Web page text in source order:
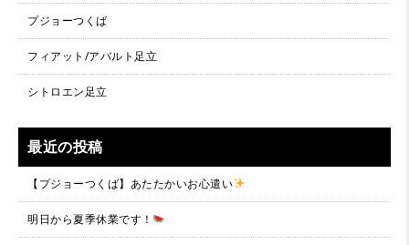
プジョーつくば
フィアット/アバルト足立
シトロエン足立
最近の投稿
【プジョーつくば】あたたかいお心遣い
明日から夏季休業です！